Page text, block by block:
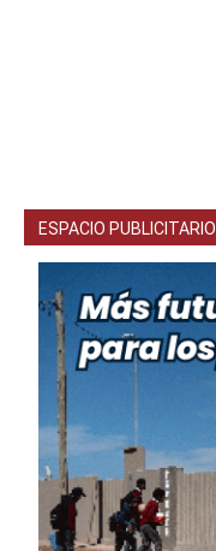
ESPACIO PUBLICITARIO